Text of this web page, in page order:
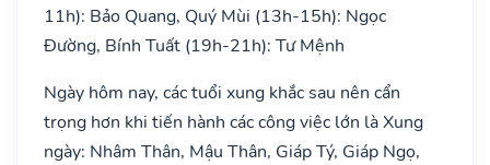
11h): Bảo Quang, Quý Mùi (13h-15h): Ngọc
Đường, Bính Tuất (19h-21h): Tư Mệnh
Ngày hôm nay, các tuổi xung khắc sau nên cẩn
trọng hơn khi tiến hành các công việc lớn là Xung
ngày: Nhâm Thân, Mậu Thân, Giáp Tý, Giáp Ngọ,